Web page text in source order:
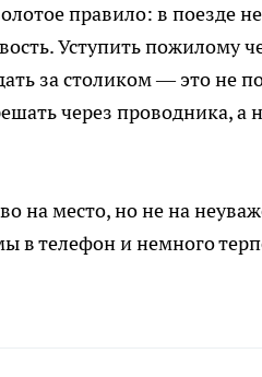
правило: в поезде
Уступить пожилому
за столиком — это не
через проводника, а
на место, но не на
телефон и немного